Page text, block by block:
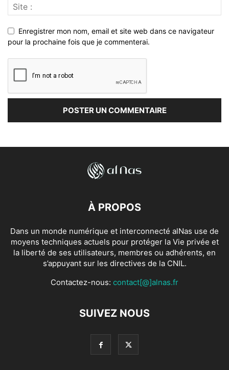
Enregistrer mon nom, email et site web dans ce navigateur
pour la prochaine fois que je commenterai.
À PROPOS
Dans un monde numérique et interconnecté alNas use de
moyens techniques actuels pour protéger la Vie privée et
la liberté de ses utilisateurs, membres ou adhérents, en
s’appuyant sur les directives de la CNIL.
Contactez-nous: contact[@]alnas.fr
SUIVEZ NOUS